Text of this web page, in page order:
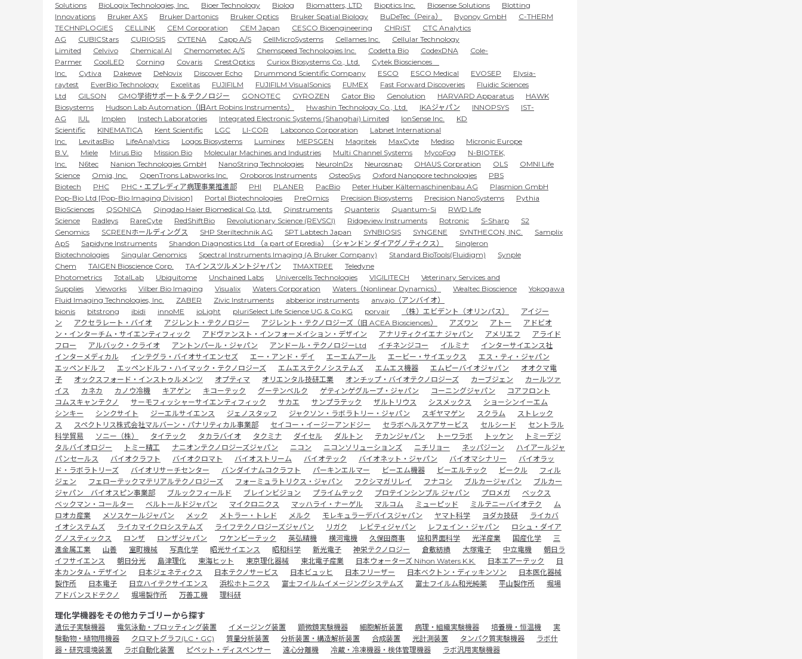
Solutions
BioLogix Technologies, Inc. Bioer Technology Biolog Biomatters, LTD Bioptics Inc. Biosense Solutions
Blotting
Innovations
Bruker AXS Bruker Dartonics Bruker Optics Bruker Spatial Biology BuDeTec（Peira） Byonoy GmbH
C-THERM
TECHNPLOGIES
CELLINK CEM Corporation CEM Japan CESCO Bioengineering CHRiST
CTC Analytics
AG
CUBICStars CURIOSIS CYTENA Capp A/S CellMicroSystems Cellames Inc.
Cellular Technology
Limited
Celvivo Chemical.AI Chemometec A/S Chemspeed Technologies Inc. Codetta Bio CodexDNA
Cole-
Parmer
CoolLED Corning Covaris CrestOptics Curiox Biosystems Co., Ltd.
Cytek Biosciences
Inc.
Cytiva Dakewe DeNovix Discover Echo Drummond Scientific Company ESCO ESCO Medical EVOSEP
Elysia-
raytest
EverBio Technology Excelitas FUJIFILM FUJIFILM VisualSonics FUMEX Fast Forward Discoveries
Fluidic Sciences
Ltd
GILSON GMO学術サポート＆テクノロジー GONOTEC GYROZEN Gator Bio Genolution HARVARD Apparatus
HAWK
Biosystems
Hudson Lab Automation（旧Art Robins Instruments） Hwashin Technology Co., Ltd. IKAジャパン INNOPSYS
IST-
AG
IUL Implen Instech Laboratories Integrated Electronic Systems (Shanghai) Limited IonSense Inc.
KD
Scientific
KINEMATICA Kent Scientific LGC LI-COR Labconco Corporation
Labnet International
Inc.
LevitasBio LifeAnalytics Logos Biosystems Luminex MEPSGEN Magritek MaxCyte Mediso
Micronic Europe
B.V.
Miele Mirus Bio Mission Bio Molecular Machines and Industries Multi Channel Systems MycoFog
N-BIOTEK,
Inc.
N6tec Nanion Technologies GmbH NanoString Technologies NeuroInDx Neurosnap OHAUS Corpration OLS
OMNI Life
Science
Omiq, Inc. OpenTrons Labworks Inc. Oroboros Instruments OsteoSys Oxford Nanopore technologies
PBS
Biotech
PHC PHC・エプレディア病理事業推進部 PHI PLANER PacBio Peter Huber Kältemaschinenbau AG
Plasmion GmbH​
Pop-Bio Ltd [Pop-Bio Imaging Division]
Portal Biotechnologies PreOmics Precision Biosystems Precision NanoSystems
Pythia
BioSciences
QSONICA Qingdao Haier Biomedical Co.,Ltd. Qinstruments Quanterix Quantum-Si
RWD Life
Science
Radleys RareCyte RedShiftBio Revolutionary Science (REVSCI) Ridgeview Instruments Rotronic S-Sharp
S2
Genomics
SCREENホールディングス SHP Steriltechnik AG SPT Labtech Japan SYNBIOSIS SYNGENE SYNTHECON, INC.
Samplix
ApS
Sapidyne Instruments Shandon Diagnostics Ltd （a part of Epredia）（シャンドン ダイアグノティクス）
Singleron
Biotechnologies
Singular Genomics Spectral Instruments Imaging (A Bruker Company) Standard BioTools(Fluidigm)
Synple
Chem
TAIGEN Bioscience Corp. TAインスツルメントジャパン TMAXTREE
Teledyne
Photometrics
TotalLab Ubiquitome Unchained Labs Univercells Technologies VIGILITECH
Veterinary Services and
Supplies
Vieworks Vilber Bio Imaging Visualix Waters Corporation Waters（Nonlinear Dynamics） Wealtec Bioscience
Yokogawa
Fluid Imaging Technologies, Inc.
ZABER Zivic Instruments abberior instruments
anvajo（アンバイオ）
bionis
bitstrong ibidi innoME ioLight pluriSelect Life Science UG & Co.KG porvair （株）エビデント（オリンパス）
アイジー
ン
アクセラレート・バイオ アジレント・テクノロジー アジレント・テクノロジーズ（旧 ACEA Biosciences） アズワン アトー
アドビオ
ン・インターチム・サイエンティフィック
アドヴァンスト・インフォーメイション・デザイン アナリティクイエナ ジャパン アメリエフ
アライド
フロー
アルバック・クライオ アントンパール・ジャパン アンドール・テクノロジーLtd イチネンジコー イルミナ
インターサイエンス社
インターメディカル
インテグラ・バイオサイエンセズ エー・アンド・デイ エーエムアール エービー・サイエックス
エス・ティ・ジャパン
エッペンドルフ
エッペンドルフ・ハイマック・テクノロジーズ エムエステクノシステムズ エムエス機器 エムピーバイオジャパン
オオクマ電
子
オックスフォード・インストゥルメンツ オプティマ オリエンタル技研工業 オンチップ・バイオテクノロジーズ カーブジェン
カールツァ
イス
カネカ カノウ冷機 キアゲン キコーテック グーテンベルク ゲティンゲグループ・ジャパン コーニングジャパン
コアフロント
コムスキャンテクノ
サーモフィッシャーサイエンティフィック サカエ サンプラテック ザルトリウス シスメックス
ショーシンイーエム
シンキー
シンクサイト ジーエルサイエンス ジェノスタッフ ジャクソン・ラボラトリー・ジャパン スギヤマゲン スクラム
ストレック
ス
スペクトリス株式会社マルバーン・パナリティカル事業部 セイコー・イージーアンドジー セラボヘルスケアサービス セルシード
セントラル
科学貿易
ソニー（株） タイテック タカラバイオ タクミナ ダイセル ダルトン テカンジャパン トーワラボ トッケン
トミーデジ
タルバイオロジー
トミー精工 ナニオンテクノロジーズジャパン ニコン ニコンソリューションズ ニチリョー ネッパジーン
ハイアールジャ
パンセールス
バイオクラフト バイオクロマト バイオストリーム バイオテック バイオネット・ジャパン バイオマシナリー
バイオラッ
ド・ラボラトリーズ
バイオリサーチセンター バンダイナムコクラフト パーキンエルマー ビーエム機器 ビーエルテック ビークル
フィル
ジェン
フェローテックマテリアルテクノロジーズ フォーミュラトリクス・ジャパン フクシマガリレイ フナコシ ブルカージャパン
ブルカー
ジャパン バイオスピン事業部
ブルックフィールド ブレインビジョン プライムテック プロテインシンプル ジャパン プロメガ
ベックス
ベックマン・コールター
ベルトールドジャパン マイクロニクス マッハライ・ナーゲル マルコム ミューピッド ミルテニーバイオテク
ム
ロオカ産業
メソスケールジャパン メック メトラー・トレド メルク モレキュラーデバイスジャパン ヤマト科学 ヨダカ技研
ライカバ
イオシステムズ
ライカマイクロシステムズ ライフテクノロジーズジャパン リガク レビティジャパン レフェイン・ジャパン
ロシュ・ダイア
グノスティックス
ロンザ ロンザジャパン ワケンビーテック 英弘精機 横河電機 久保田商事 協和界面科学 光洋産業 国産化学
三
進金属工業
山善 室町機械 写真化学 昭光サイエンス 昭和科学 新光電子 神栄テクノロジー 倉敷紡績 大塚電子 中立電機
朝日ラ
イフサイエンス
朝日分光 島津理化 東海ヒット 東京理化器械 東北電子産業 日本ウォーターズ Nihon Waters K.K. 日本エアーテック
日
本カンタム・デザイン
日本ジェネティクス 日本テクノサービス 日本ビュッヒ 日本フリーザー 日本ベクトン・ディッキンソン
日本医化器械
製作所
日本電子 日立ハイテクサイエンス 浜松ホトニクス 富士フイルムイメージングシステムズ 富士フイルム和光純薬 平山製作所
堀場
アドバンスドテクノ
堀場製作所 万善工機 理科研
理化学機器をその他カテゴリーから探す
遺伝子実験機器 電気泳動・ブロッティング装置 イメージング装置 顕微鏡実験機器 細胞解析装置 病理・組織実験機器 培養機・恒温機
実
験動物・植物用機器
クロマトグラフ(LC・GC) 質量分析装置 分析装置・構造解析装置 合成装置 光計測装置 タンパク質実験機器
ラボ什
器・研究環境装置
ラボ自動化装置 ピペット・ディスペンサー 遠心分離機 冷蔵・冷凍機器・検体管理機器 ラボ汎用実験機器